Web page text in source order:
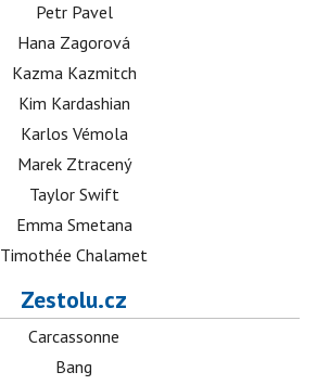
Petr Pavel
Hana Zagorová
Kazma Kazmitch
Kim Kardashian
Karlos Vémola
Marek Ztracený
Taylor Swift
Emma Smetana
Timothée Chalamet
Zestolu.cz
Carcassonne
Bang